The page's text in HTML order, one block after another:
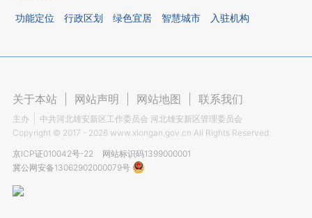
功能定位 行政区划 绿色宜居 智慧城市 入驻机构
关于本站 网站声明 网站地图 联系我们
主办
中共河北雄安新区工作委员会 河北雄安新区管理委员会
Copyright © 2017 - 2026 www.xiongan.gov.cn All Rights Reserved.
京ICP证010042号-22
网站标识码1399000001
冀公网安备13062902000079号